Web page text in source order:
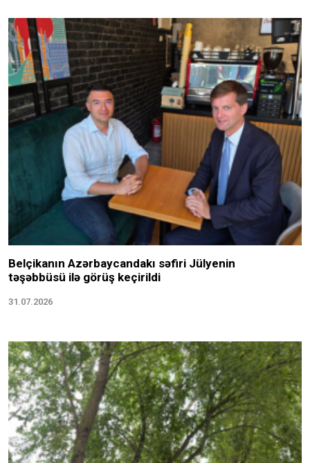
Belçikanın Azərbaycandakı səfiri Jülyenin
təşəbbüsü ilə görüş keçirildi
31.07.2026